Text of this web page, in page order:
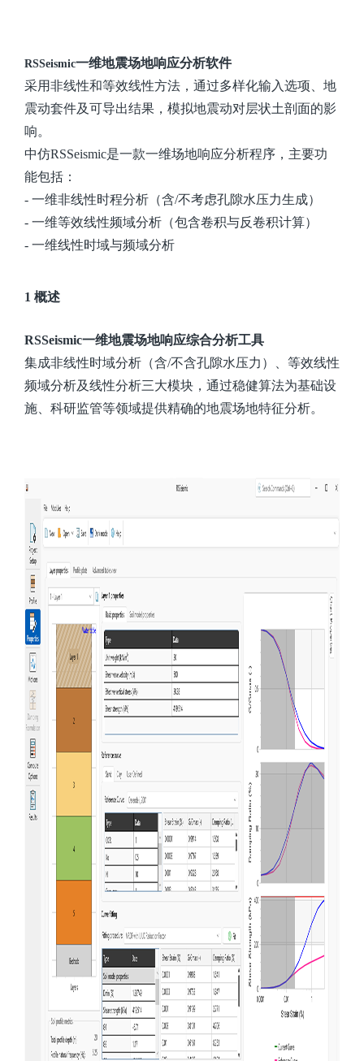
RSSeismic一维地震场地响应分析软件
采用非线性和等效线性方法，通过多样化输入选项、地
震动套件及可导出结果，模拟地震动对层状土剖面的影
响。
中仿RSSeismic是一款一维场地响应分析程序，主要功
能包括：
- 一维非线性时程分析（含/不考虑孔隙水压力生成）
- 一维等效线性频域分析（包含卷积与反卷积计算）
- 一维线性时域与频域分析
1 概述
RSSeismic一维地震场地响应综合分析工具
集成非线性时域分析（含/不含孔隙水压力）、等效线性
频域分析及线性分析三大模块，通过稳健算法为基础设
施、科研监管等领域提供精确的地震场地特征分析。